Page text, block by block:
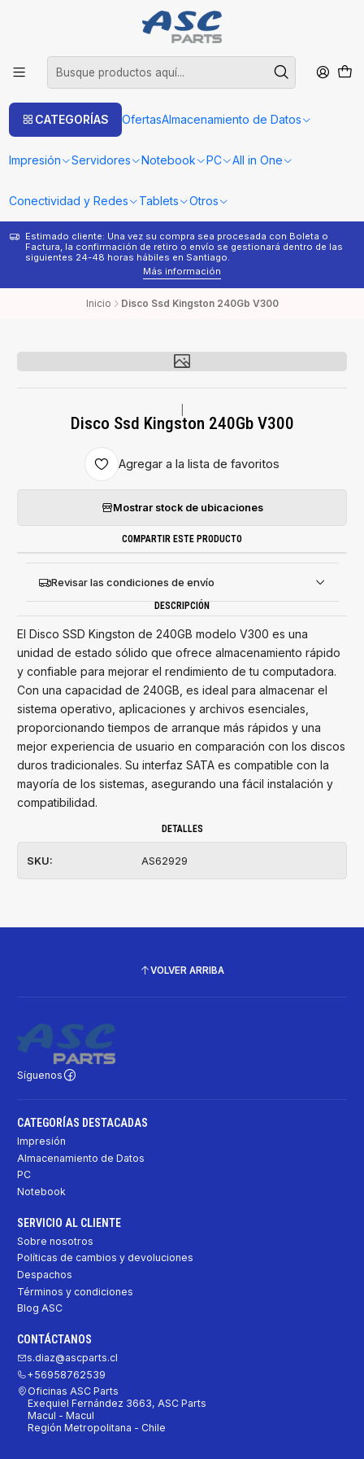
CATEGORÍAS OfertasAlmacenamiento de Datos
Impresión Servidores Notebook PC All in One
Conectividad y Redes Tablets Otros
Estimado cliente: Una vez su compra sea procesada con Boleta o
Factura, la confirmación de retiro o envío se gestionará dentro de las
siguientes 24-48 horas hábiles en Santiago.
Más información
Inicio Disco Ssd Kingston 240Gb V300
Disco Ssd Kingston 240Gb V300
Agregar a la lista de favoritos
Mostrar stock de ubicaciones
COMPARTIR ESTE PRODUCTO
Revisar las condiciones de envío
DESCRIPCIÓN
El Disco SSD Kingston de 240GB modelo V300 es una
unidad de estado sólido que ofrece almacenamiento rápido
y confiable para mejorar el rendimiento de tu computadora.
Con una capacidad de 240GB, es ideal para almacenar el
sistema operativo, aplicaciones y archivos esenciales,
proporcionando tiempos de arranque más rápidos y una
mejor experiencia de usuario en comparación con los discos
duros tradicionales. Su interfaz SATA es compatible con la
mayoría de los sistemas, asegurando una fácil instalación y
compatibilidad.
DETALLES
SKU: AS62929
VOLVER ARRIBA
Síguenos
CATEGORÍAS DESTACADAS
Impresión
Almacenamiento de Datos
PC
Notebook
SERVICIO AL CLIENTE
Sobre nosotros
Políticas de cambios y devoluciones
Despachos
Términos y condiciones
Blog ASC
CONTÁCTANOS
s.diaz@ascparts.cl
+56958762539
Oficinas ASC Parts
Exequiel Fernández 3663, ASC Parts
Macul - Macul
Región Metropolitana - Chile